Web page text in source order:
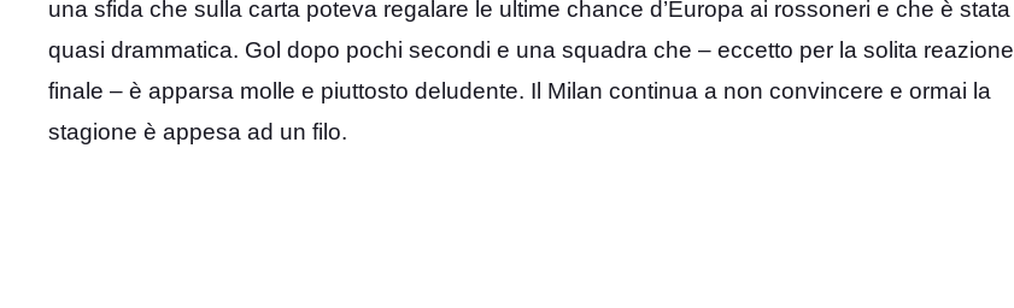
una sfida che sulla carta poteva regalare le ultime chance d’Europa ai rossoneri e che è stata
quasi drammatica. Gol dopo pochi secondi e una squadra che – eccetto per la solita reazione
finale – è apparsa molle e piuttosto deludente. Il Milan continua a non convincere e ormai la
stagione è appesa ad un filo.